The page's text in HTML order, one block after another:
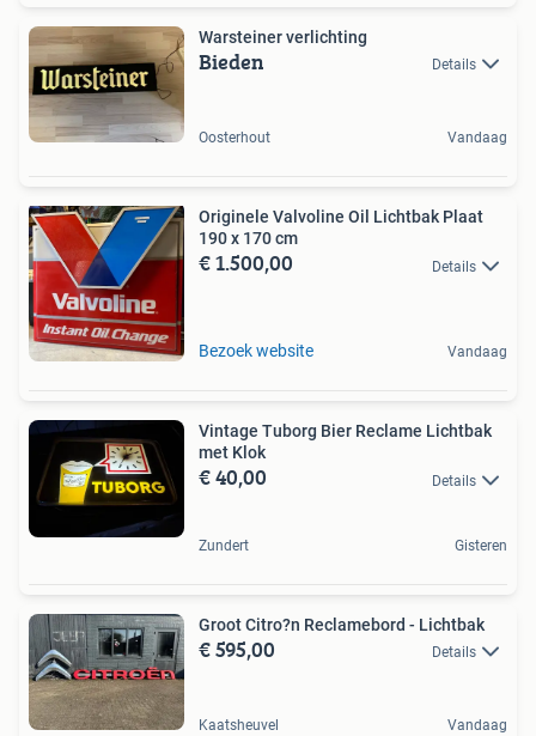
Warsteiner verlichting
Bieden Details
Oosterhout Vandaag
Originele Valvoline Oil Lichtbak Plaat
190 x 170 cm
€ 1.500,00 Details
Bezoek website Vandaag
Vintage Tuborg Bier Reclame Lichtbak
met Klok
€ 40,00 Details
Zundert Gisteren
Groot Citro?n Reclamebord - Lichtbak
€ 595,00 Details
Kaatsheuvel Vandaag